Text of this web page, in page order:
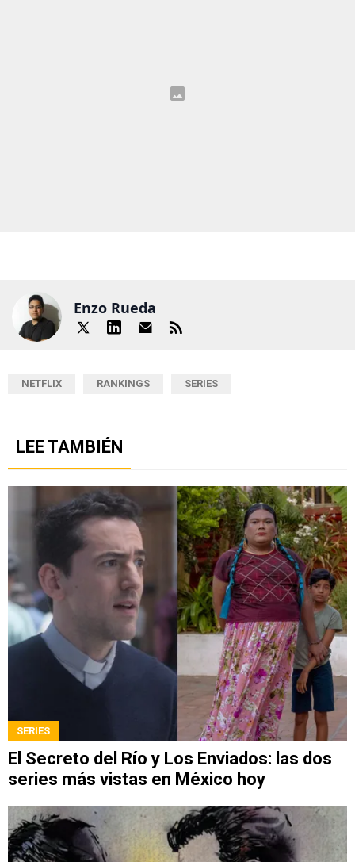
Enzo Rueda
NETFLIX RANKINGS SERIES
LEE TAMBIÉN
SERIES
El Secreto del Río y Los Enviados: las dos
series más vistas en México hoy